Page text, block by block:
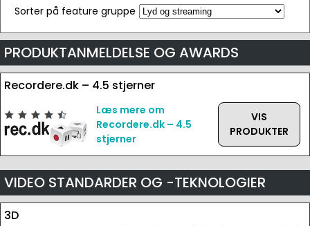
Sorter på feature gruppe
PRODUKTANMELDELSE OG AWARDS
Recordere.dk – 4.5 stjerner
Læs mere om
Recordere.dk – 4.5
stjerner
VIS
PRODUKTER
VIDEO STANDARDER OG -TEKNOLOGIER
3D